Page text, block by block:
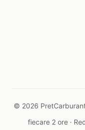
© 2026
fiecare 2 ore ·